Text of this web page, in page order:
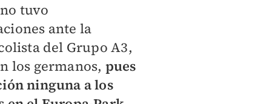
tuvo
ante la
del Grupo A3,
los germanos, pues
ninguna a los